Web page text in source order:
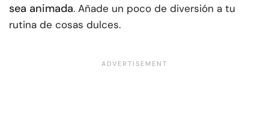
sea animada. Añade un poco de diversión a tu
rutina de cosas dulces.